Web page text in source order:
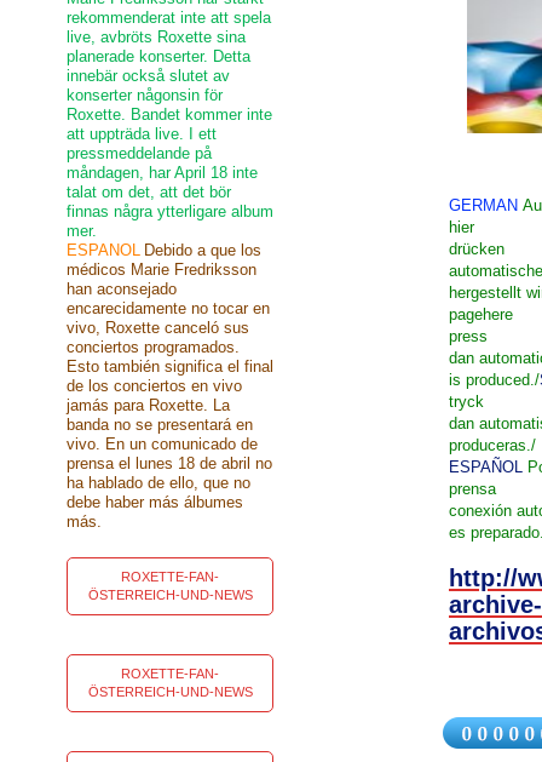
GERMAN
hier
drücken
hergestellt
pagehere
press
dan
is produced./
tryck
dan
produceras./
ESPAÑOL
prensa
conexión
es preparado
http://
rekommenderat inte att spela
live, avbröts Roxette sina
planerade konserter. Detta
innebär också slutet av
konserter någonsin för
Roxette. Bandet kommer inte
att uppträda live. I ett
pressmeddelande på
måndagen, har April 18 inte
talat om det, att det bör
finnas några ytterligare album
mer.
ESPANOL Debido a que los
médicos Marie Fredriksson
han aconsejado
encarecidamente no tocar en
vivo, Roxette canceló sus
conciertos programados.
Esto también significa el final
de los conciertos en vivo
jamás para Roxette. La
banda no se presentará en
vivo. En un comunicado de
prensa el lunes 18 de abril no
ha hablado de ello, que no
debe haber más álbumes
más.
ROXETTE-FAN-
ÖSTERREICH-UND-NEWS
ROXETTE-FAN-
ÖSTERREICH-UND-NEWS